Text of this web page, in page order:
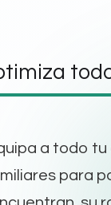
a todo
para